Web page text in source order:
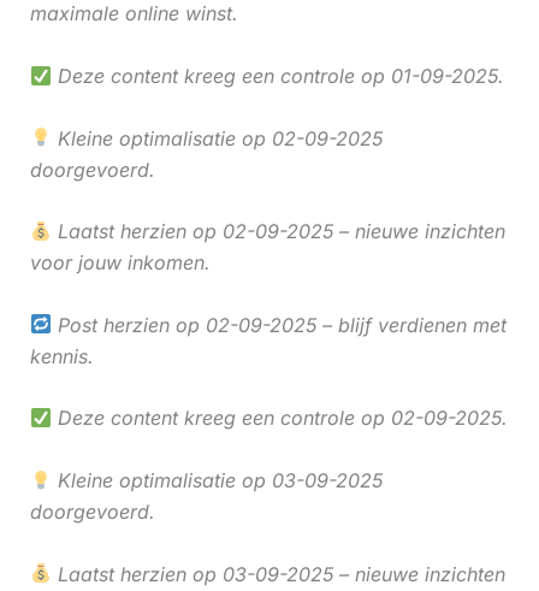
maximale online winst.
Deze content kreeg een controle op 01-09-2025.
Kleine optimalisatie op 02-09-2025
doorgevoerd.
Laatst herzien op 02-09-2025 – nieuwe inzichten
voor jouw inkomen.
Post herzien op 02-09-2025 – blijf verdienen met
kennis.
Deze content kreeg een controle op 02-09-2025.
Kleine optimalisatie op 03-09-2025
doorgevoerd.
Laatst herzien op 03-09-2025 – nieuwe inzichten